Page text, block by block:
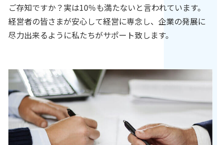
ご存知ですか？実は10％も満たないと言われています。
経営者の皆さまが安心して経営に専念し、企業の発展に
尽力出来るように私たちがサポート致します。